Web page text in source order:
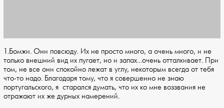
1.Бомжи. Они повсюду. Их не просто много, а очень много, и не
только внешний вид их пугает, но и запах…очень отталкивает. При
том, не все они спокойно лежат в углу, некоторым всегда от тебя
что-то надо. Благодаря тому, что я совершенно не знаю
португальского, я старался думать, что их ко мне воззвания не
отражают их же дурных намерений.